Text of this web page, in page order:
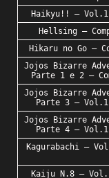
Haikyu!! –
Hellsing –
Hikaru no Go –
Jojos Bizarre
Parte 1 e 2 –
Jojos Bizarre
Parte 3 –
Jojos Bizarre
Parte 4 –
Kagurabachi –
Kaiju N.8 –